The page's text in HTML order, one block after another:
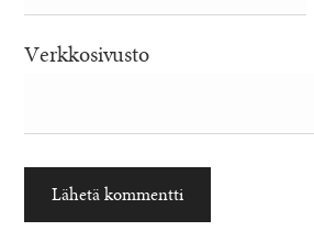
Verkkosivusto